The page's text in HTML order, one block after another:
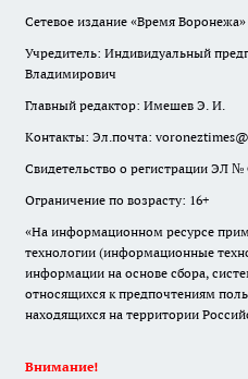
Сетевое издание «Время Воронежа»
Учредитель: Индивидуальный
Владимирович
Главный редактор: Имешев Э. И.
Контакты: Эл.почта:
Свидетельство о регистрации ЭЛ №
Ограничение по возрасту: 16+
«На информационном ресурсе
технологии (информационные
информации на основе сбора,
относящихся к предпочтениям
находящихся на территории
Внимание!